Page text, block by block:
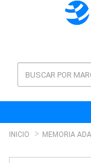
INICIO MEMORIA